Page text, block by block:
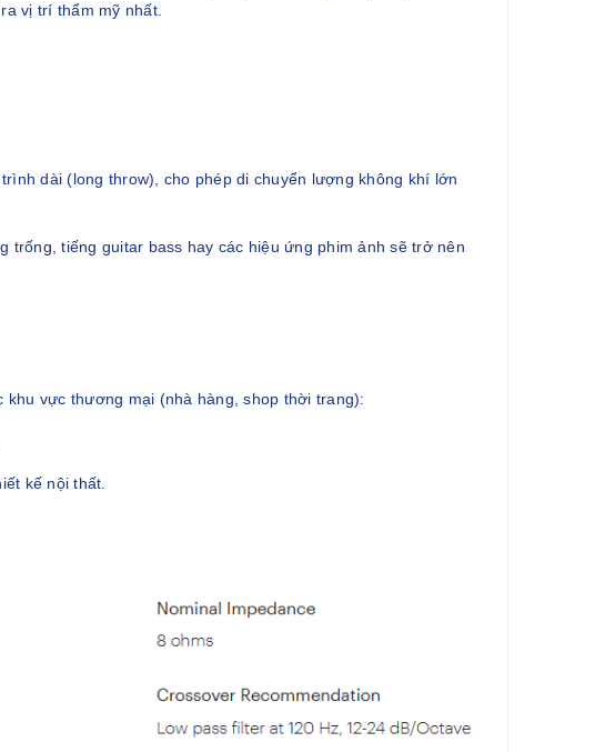
vị trí thẩm mỹ nhất.
dài (long throw), cho phép di chuyển lượng không khí lớn
trống, tiếng guitar bass hay các hiệu ứng phim ảnh sẽ trở nên
vực thương mại (nhà hàng, shop thời trang):
kế nội thất.